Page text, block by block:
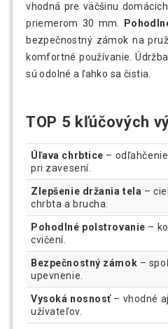
vhodná pre väčšinu
priemerom 30 mm.
bezpečnostný zámok na
komfortné používanie.
sú odolné a ľahko sa čistia.
TOP 5 kľúčových
Úľava chrbtice –
pri zavesení.
Zlepšenie držania tela –
chrbta a brucha.
Pohodlné polstrovanie –
cvičení.
Bezpečnostný zámok –
upevnenie.
Vysoká nosnosť– vhodné
užívateľov.